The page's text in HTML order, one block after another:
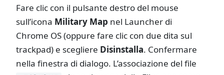
Fare clic con il pulsante destro del mouse
sull’icona Military Map nel Launcher di
Chrome OS (oppure fare clic con due dita sul
trackpad) e scegliere Disinstalla. Confermare
nella finestra di dialogo. L’associazione del file